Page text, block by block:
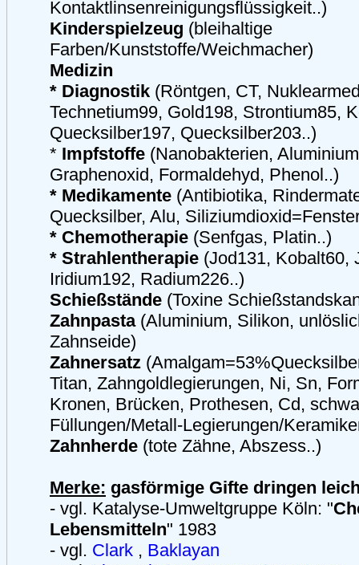
Kontaktlinsenreinigungsflüssigkeit..)
Kinderspielzeug (bleihaltige
Farben/Kunststoffe/Weichmacher)
Medizin
* Diagnostik (Röntgen, CT,
Technetium99, Gold198, Strontium85,
Quecksilber197, Quecksilber203..)
* Impfstoffe (Nanobakterien,
Graphenoxid, Formaldehyd, Phenol..)
* Medikamente (Antibiotika,
Quecksilber, Alu,
* Chemotherapie (Senfgas, Platin..)
* Strahlentherapie (Jod131, Kobalt60,
Iridium192, Radium226..)
Schießstände (Toxine
Zahnpasta(Aluminium, Silikon,
Zahnseide)
Zahnersatz
Titan, Zahngoldlegierungen, Ni, Sn,
Kronen, Brücken, Prothesen, Cd,
Füllungen/Metall-Legierungen/
Zahnherde (tote Zähne, Abszess..)
Merke: gasförmige Gifte dringen
- vgl. Katalyse-Umweltgruppe Köln: "
Lebensmitteln" 1983
- vgl. Clark , Baklayan